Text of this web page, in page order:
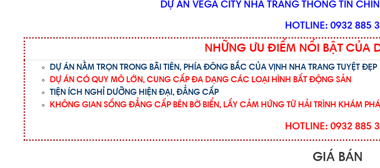
DỰ ÁN VEGA CITY NHA TRANG THÔNG TIN
HOTLINE: 0932 885
NHỮNG ƯU ĐIỂM NỔI BẬT CỦA
DỰ ÁN NẰM TRỌN TRONG BÃI TIÊN, PHÍA ĐÔNG BẮC CỦA VỊNH NHA TRANG TUYỆT ĐẸP
DỰ ÁN CÓ QUY MÔ LỚN, CUNG CẤP ĐA DẠNG CÁC LOẠI HÌNH BẤT ĐỘNG SẢN
TIỆN ÍCH NGHỈ DƯỠNG HIỆN ĐẠI, ĐẲNG CẤP
KHÔNG GIAN SỐNG ĐẲNG CẤP BÊN BỜ BIỂN, LẤY CẢM HỨNG TỪ HẢI TRÌNH KHÁM
HOTLINE: 0932 885
GIÁ BÁN